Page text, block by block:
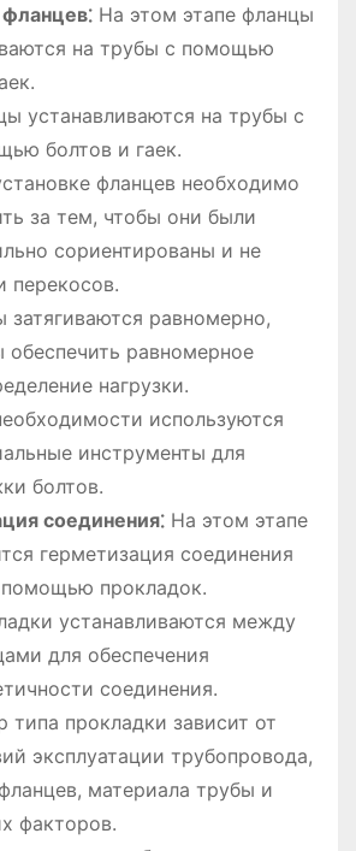
На этом этапе фланцы
на трубы с помощью
устанавливаются на трубы с
болтов и гаек.
фланцев необходимо
за тем, чтобы они были
сориентированы и не
перекосов.
затягиваются равномерно,
обеспечить равномерное
нагрузки.
используются
инструменты для
болтов.
соединения⁚На этом этапе
герметизация соединения
прокладок.
устанавливаются между
для обеспечения
соединения.
типа прокладки зависит от
эксплуатации трубопровода,
материала трубы и
факторов.